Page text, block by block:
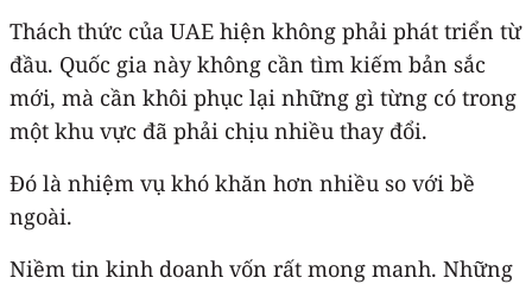
Thách thức của UAE hiện không phải phát triển từ
đầu. Quốc gia này không cần tìm kiếm bản sắc
mới, mà cần khôi phục lại những gì từng có trong
một khu vực đã phải chịu nhiều thay đổi.
Đó là nhiệm vụ khó khăn hơn nhiều so với bề
ngoài.
Niềm tin kinh doanh vốn rất mong manh. Những